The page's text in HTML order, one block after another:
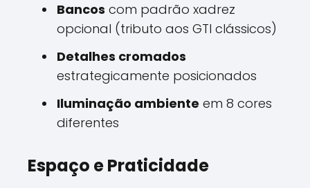
Bancos com padrão xadrez
opcional (tributo aos GTI clássicos)
Detalhes cromados
estrategicamente posicionados
Iluminação ambiente em 8 cores
diferentes
Espaço e Praticidade